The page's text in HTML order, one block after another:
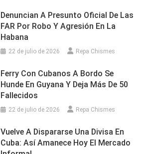
Denuncian A Presunto Oficial De Las
FAR Por Robo Y Agresión En La
Habana
22 de julio de 2026 Repa Chismes
Ferry Con Cubanos A Bordo Se
Hunde En Guyana Y Deja Más De 50
Fallecidos
22 de julio de 2026 Repa Chismes
Vuelve A Dispararse Una Divisa En
Cuba: Así Amanece Hoy El Mercado